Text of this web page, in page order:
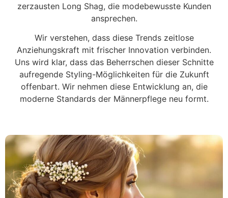
zerzausten Long Shag, die modebewusste Kunden
ansprechen.
Wir verstehen, dass diese Trends zeitlose
Anziehungskraft mit frischer Innovation verbinden.
Uns wird klar, dass das Beherrschen dieser Schnitte
aufregende Styling-Möglichkeiten für die Zukunft
offenbart. Wir nehmen diese Entwicklung an, die
moderne Standards der Männerpflege neu formt.